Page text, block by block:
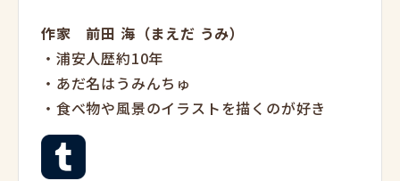
作家 前田 海（まえだ うみ）
・浦安人歴約10年
・あだ名はうみんちゅ
・食べ物や風景のイラストを描くのが好き